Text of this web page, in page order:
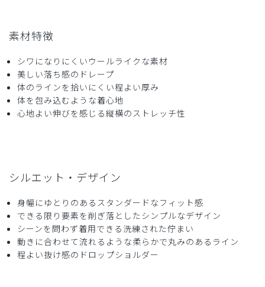
素材特徴
シワになりにくいウールライクな素材
美しい落ち感のドレープ
体のラインを拾いにくい程よい厚み
体を包み込むような着心地
心地よい伸びを感じる縦横のストレッチ性
シルエット・デザイン
身幅にゆとりのあるスタンダードなフィット感
できる限り要素を削ぎ落としたシンプルなデザイン
シーンを問わず着用できる洗練された佇まい
動きに合わせて流れるような柔らかで丸みのあるライン
程よい抜け感のドロップショルダー